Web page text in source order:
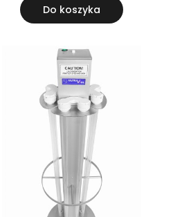
Do koszyka